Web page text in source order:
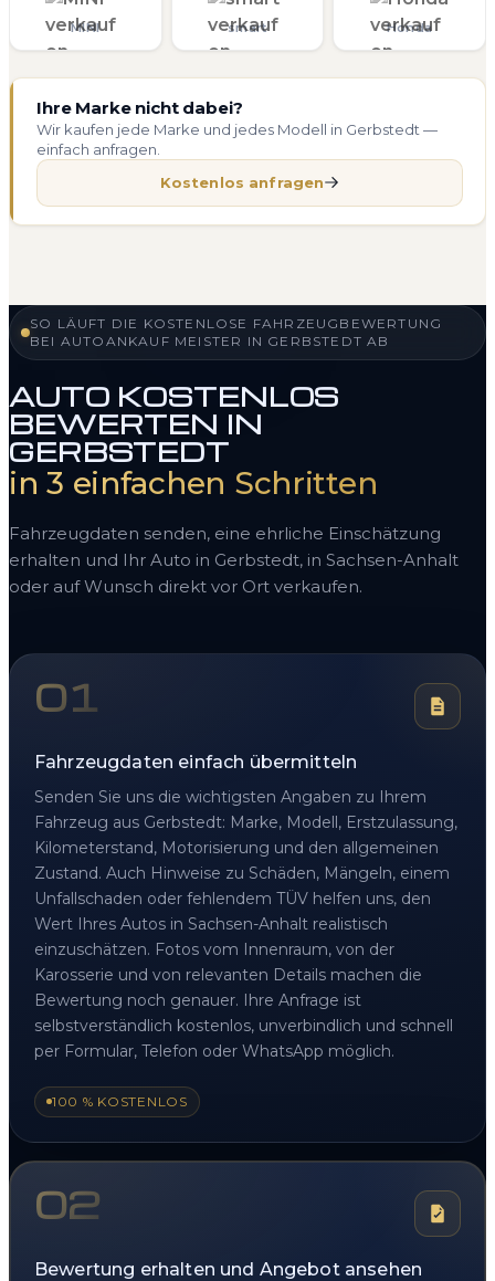
MINI smart Honda
Ihre Marke nicht dabei?
Wir kaufen jede Marke und jedes Modell in Gerbstedt —
einfach anfragen.
Kostenlos anfragen
SO LÄUFT DIE KOSTENLOSE FAHRZEUGBEWERTUNG
BEI AUTOANKAUF MEISTER IN GERBSTEDT AB
AUTO KOSTENLOS
BEWERTEN IN
GERBSTEDT
in 3 einfachen Schritten
Fahrzeugdaten senden, eine ehrliche Einschätzung
erhalten und Ihr Auto in Gerbstedt, in Sachsen-Anhalt
oder auf Wunsch direkt vor Ort verkaufen.
01
Fahrzeugdaten einfach übermitteln
Senden Sie uns die wichtigsten Angaben zu Ihrem
Fahrzeug aus Gerbstedt: Marke, Modell, Erstzulassung,
Kilometerstand, Motorisierung und den allgemeinen
Zustand. Auch Hinweise zu Schäden, Mängeln, einem
Unfallschaden oder fehlendem TÜV helfen uns, den
Wert Ihres Autos in Sachsen-Anhalt realistisch
einzuschätzen. Fotos vom Innenraum, von der
Karosserie und von relevanten Details machen die
Bewertung noch genauer. Ihre Anfrage ist
selbstverständlich kostenlos, unverbindlich und schnell
per Formular, Telefon oder WhatsApp möglich.
100 % KOSTENLOS
02
Bewertung erhalten und Angebot ansehen